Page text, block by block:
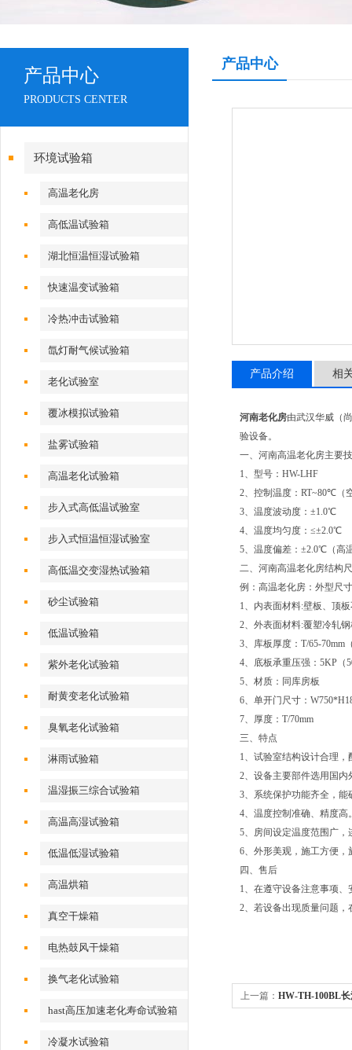
产品中心
PRODUCTS CENTER
环境试验箱
高温老化房
高低温试验箱
湖北恒温恒湿试验箱
快速温变试验箱
冷热冲击试验箱
氙灯耐气候试验箱
老化试验室
覆冰模拟试验箱
盐雾试验箱
高温老化试验箱
步入式高低温试验室
步入式恒温恒湿试验室
高低温交变湿热试验箱
砂尘试验箱
低温试验箱
紫外老化试验箱
耐黄变老化试验箱
臭氧老化试验箱
淋雨试验箱
温湿振三综合试验箱
高温高湿试验箱
低温低湿试验箱
高温烘箱
真空干燥箱
电热鼓风干燥箱
换气老化试验箱
hast高压加速老化寿命试验箱
冷凝水试验箱
产品中心
产品介绍 相
河南老化房由武汉华威（
验设备。
一、河南高温老化房主要
1、型号：HW-LHF
2、控制温度：RT~80℃（
3、温度波动度：±1.0℃
4、温度均匀度：≤±2.0℃
5、温度偏差：±2.0℃（高
二、河南高温老化房结构
例：高温老化房：外型尺
1、内表面材料:壁板、顶
2、外表面材料:覆塑冷轧
3、库板厚度：T/65-
4、底板承重压强：5KP（
5、材质：同库房板
6、单开门尺寸：
7、 厚度：T/70mm
三、特点
1、试验室结构设计合理
2、设备主要部件选用国
3、系统保护功能齐全，
4、温度控制准确、精度
5、房间设定温度范围广
6、外形美观，施工方便，
四、售后
1、在遵守设备注意事项
2、若设备出现质量问题
上一篇： HW-TH-100BL